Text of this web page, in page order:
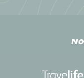
contrôles de